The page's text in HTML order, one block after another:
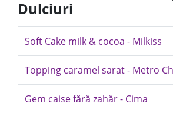
Dulciuri
Soft Cake milk & cocoa - Milkiss
Topping caramel sarat - Metro
Gem caise fără zahăr - Cima